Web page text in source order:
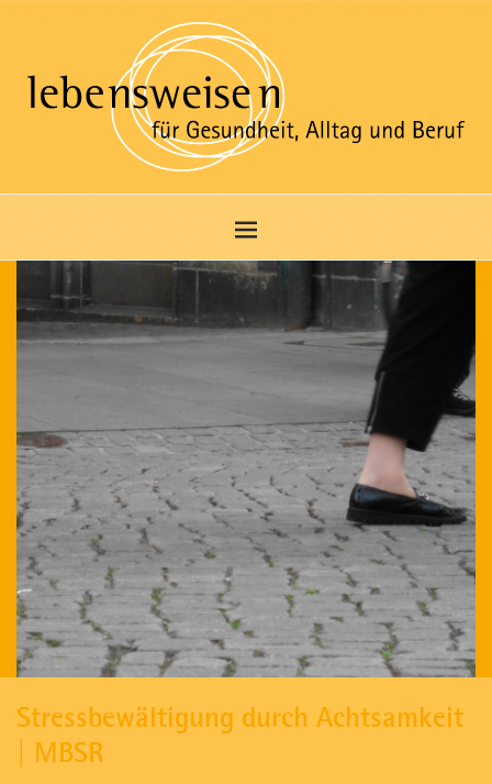
Stressbewältigung durch Achtsamkeit
| MBSR